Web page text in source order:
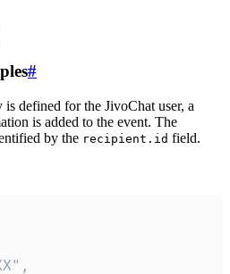
#
is defined for the JivoChat user, a
is added to the event. The
by the recipient.id field.